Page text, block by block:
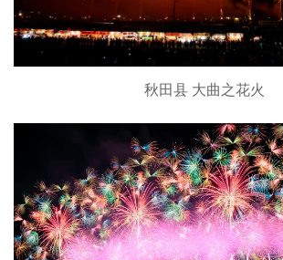
秋田县 大曲之花火